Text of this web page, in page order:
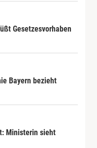
Gesetzesvorhaben
Bayern bezieht
Ministerin sieht